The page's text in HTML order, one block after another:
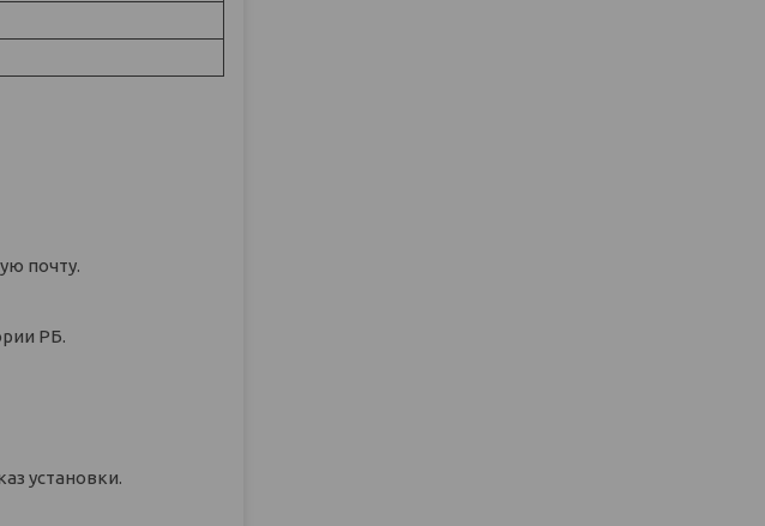
почту.
РБ.
установки.